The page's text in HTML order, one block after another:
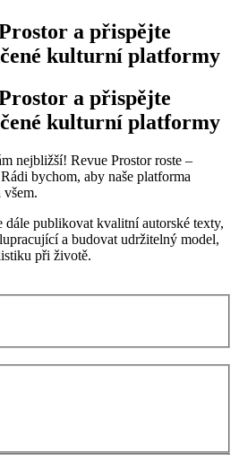
a přispějte
kulturní platformy
a přispějte
kulturní platformy
nejbližší! Revue Prostor roste –
bychom, aby naše platforma
všem.
dále publikovat kvalitní autorské texty,
a budovat udržitelný model,
při životě.